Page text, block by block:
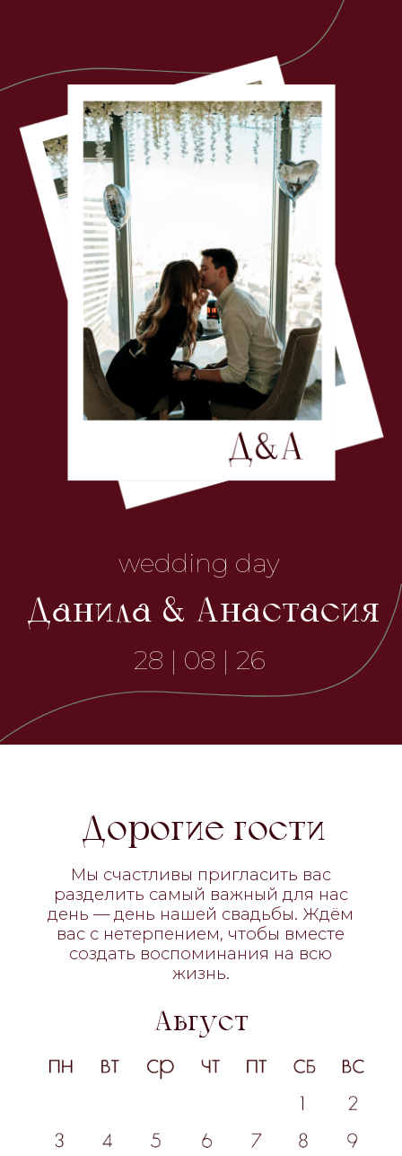
28 | 08 | 26
wedding day
Данила & Анастасия
Мы счастливы пригласить вас
разделить самый важный для нас
день — день нашей свадьбы. Ждём
вас с нетерпением, чтобы вместе
Дорогие гости
гостиничном комплексе ROYAL PARK